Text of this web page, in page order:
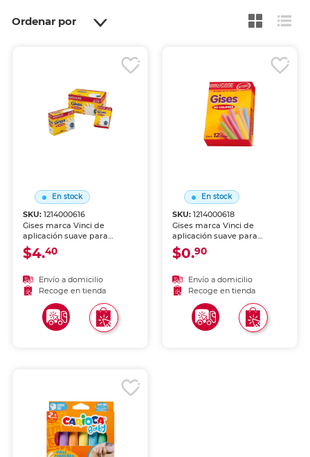
Ordenar por
En stock
SKU:1214000616
Gises marca Vinci de
aplicación suave para
pizarrones, manualidades y
arte. Trazo nítido fácil de
$4.40
Envío a domicilio
Recoge en tienda
En stock
SKU: 1214000618
Gises marca Vinci de
aplicación suave para
pizarrones, manualidades y
arte. Trazo nítido fácil de
$0.90
Envío a domicilio
Recoge en tienda